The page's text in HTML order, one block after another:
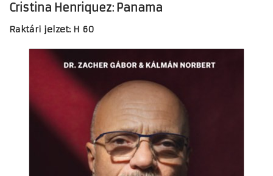
Cristina Henriquez: Panama
Raktári jelzet: H 60